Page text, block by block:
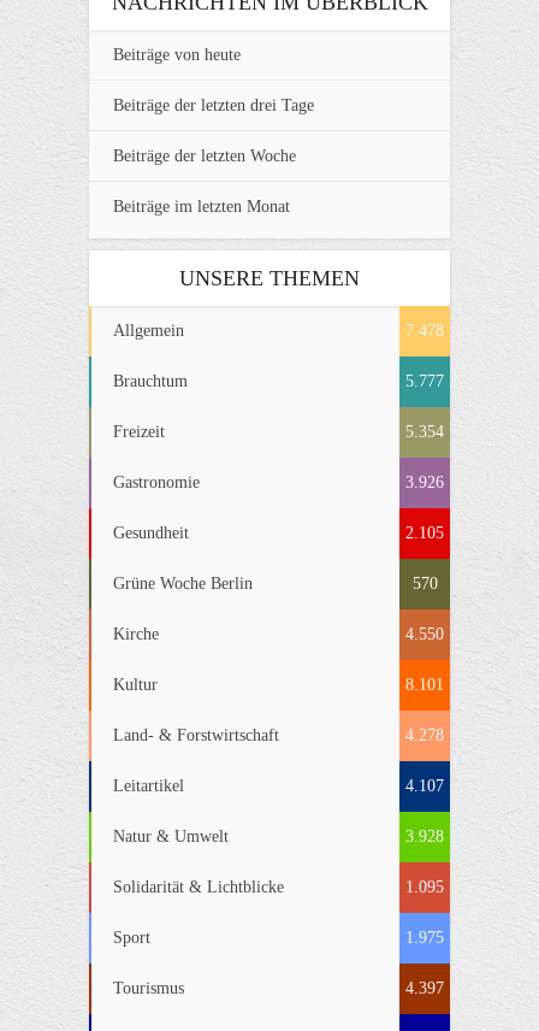
Beiträge von heute
Beiträge der letzten drei Tage
Beiträge der letzten Woche
Beiträge im letzten Monat
UNSERE THEMEN
Allgemein 7.478
Brauchtum 5.777
Freizeit 5.354
Gastronomie 3.926
Gesundheit 2.105
Grüne Woche Berlin 570
Kirche 4.550
Kultur 8.101
Land- & Forstwirtschaft 4.278
Leitartikel 4.107
Natur & Umwelt 3.928
Solidarität & Lichtblicke 1.095
Sport 1.975
Tourismus 4.397